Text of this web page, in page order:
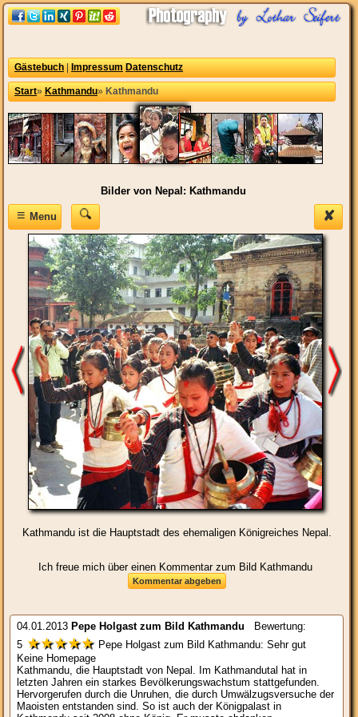
Gästebuch Impressum Datenschutz
Start» Kathmandu» Kathmandu
Bilder von Nepal: Kathmandu
✘
≡Menu
Kathmandu ist die Hauptstadt des ehemaligen Königreiches Nepal.
Ich freue mich über einen Kommentar zum Bild Kathmandu
04.01.2013 Pepe Holgastzum Bild Kathmandu Bewertung:
5 ★★★★★ Pepe Holgast zum Bild Kathmandu: Sehr gut
Keine Homepage
Kathmandu, die Hauptstadt von Nepal. Im Kathmandutal hat in
letzten Jahren ein starkes Bevölkerungswachstum stattgefunden.
Hervorgerufen durch die Unruhen, die durch Umwälzugsversuche der
Maoisten entstanden sind. So ist auch der Königpalast in